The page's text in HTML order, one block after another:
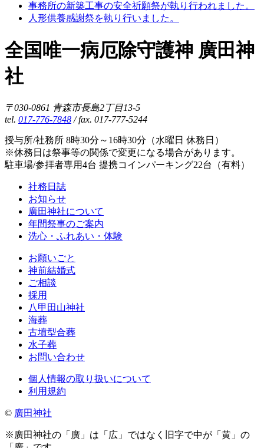
事務所の新築工事の安全祈願祭が執り行われました。
人形供養感謝祭を執り行いました。
全国唯一病厄除守護神 廣田神
社
〒030-0861 青森市長島2丁目13-5
tel. 017-776-7848 / fax. 017-777-5244
授与所/社務所 8時30分～16時30分（水曜日 休務日）
※休務日は祭事等の関係で変更になる場合があります。
駐車場/参拝者専用4台 提携コインパーキング22台（有料）
社務日誌
お知らせ
廣田神社について
年間祭事のご案内
洗心・ふれあい・体験
お願いごと
神前結婚式
ご相談
採用
八甲田山神社
海葬
古墳型合葬
水子葬
お問い合わせ
個人情報の取り扱いについて
利用規約
© 廣田神社
※廣田神社の「廣」は「広」ではなく旧字で中が「黄」の